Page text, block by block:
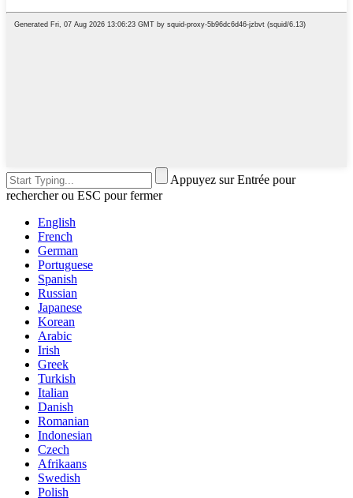
Appuyez sur Entrée pour
rechercher ou ESC pour fermer
English
French
German
Portuguese
Spanish
Russian
Japanese
Korean
Arabic
Irish
Greek
Turkish
Italian
Danish
Romanian
Indonesian
Czech
Afrikaans
Swedish
Polish